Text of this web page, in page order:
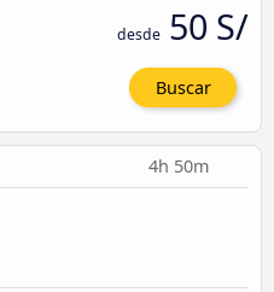
desde 50 S/
Buscar
4h 50m